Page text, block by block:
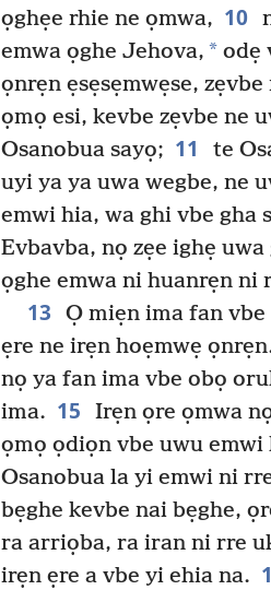
ọghẹe rhie ne ọmwa, 10
emwa ọghe Jehova, * odẹ
ọnrẹn ẹsẹsẹmwẹse,
ọmọ esi, kevbe zẹvbe ne
Osanobua sayọ; 11
te
uyi ya ya uwa wegbe, ne
emwi hia, wa ghi vbe gha
Evbavba, nọ zẹe ighẹ
ọghe emwa ni huanrẹn ni
13
Ọ miẹn ima fan
ẹre ne irẹn hoẹmwẹ
nọ ya fan ima vbe obọ
ima. 15
Irẹn ọre ọmwa
ọmọ ọdiọn vbe uwu emwi
Osanobua la yi emwi ni
bẹghe kevbe nai bẹghe,
ra arriọba, ra iran ni rre
irẹn ẹre a vbe yi ehia na.